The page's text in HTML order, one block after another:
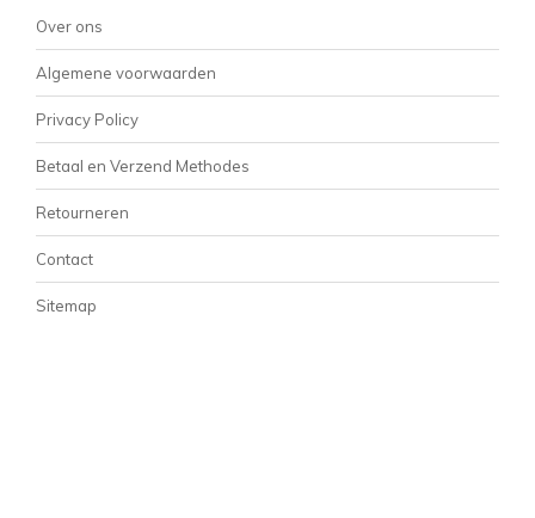
Over ons
Algemene voorwaarden
Privacy Policy
Betaal en Verzend Methodes
Retourneren
Contact
Sitemap